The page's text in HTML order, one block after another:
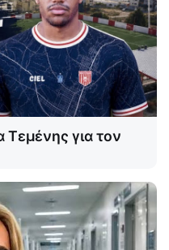
Τεμένης για τον